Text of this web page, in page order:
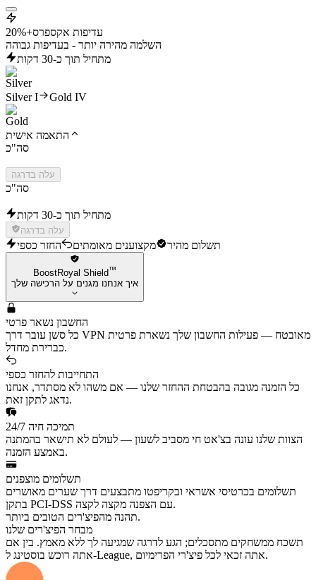
עדיפות אקספרס+20%
השלמה מהירה יותר - בעדיפות גבוהה
מתחיל תוך כ-30 דקות
Silver I Gold IV
התאמה אישית
סה"כ
עלה בדרגה
סה"כ
מתחיל תוך כ-30 דקות
עלה בדרגה
תשלום מהיר מקצוענים מאומתים החזר כספי
BoostRoyal Shield™
איך אנחנו מגנים על הרכישה שלך
החשבון נשאר פרטי
כל סשן עובר דרך VPN מאובטח — פעילות החשבון שלך נשארת פרטית
כברירת מחדל.
התחייבות להחזר כספי
כל הזמנה מגובה בהבטחת ההחזר שלנו — אם משהו לא מסתדר, אנחנו
נדאג לתקן זאת.
תמיכה חיה 24/7
הצוות שלנו עונה בצ'אט חי מסביב לשעון — לעולם לא תישאר בהמתנה
באמצע הזמנה.
תשלומים מוצפנים
תשלומים בכרטיסי אשראי ובקריפטו מתבצעים דרך שערים מאושרים
בתקן PCI-DSS עם הצפנה מקצה לקצה.
תהנה מהפיצ'רים הטובים ביותר.
מבחר הפיצ'רים שלנו
תשכח ממשחקים מתסכלים; הגע לדרגה שמגיעה לך ללא מאמץ. בין אם
אתה רוכש בוסטינג ל-League, אתה זכאי לכל פיצ'רי הפרימיום.